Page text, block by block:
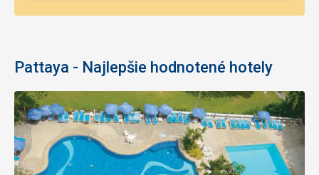
Pattaya - Najlepšie hodnotené hotely